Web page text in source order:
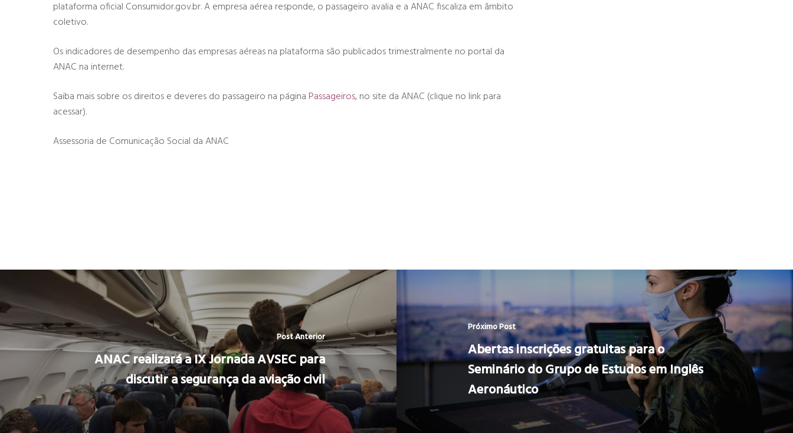
plataforma oficial Consumidor.gov.br. A empresa aérea responde, o passageiro avalia e a ANAC fiscaliza em âmbito
coletivo.
Os indicadores de desempenho das empresas aéreas na plataforma são publicados trimestralmente no portal da
ANAC na internet.
Saiba mais sobre os direitos e deveres do passageiro na página Passageiros, no site da ANAC (clique no link para
acessar).
Assessoria de Comunicação Social da ANAC
Post Anterior
ANAC realizará a IX Jornada AVSEC para
discutir a segurança da aviação civil
Próximo Post
Abertas inscrições gratuitas para o
Seminário do Grupo de Estudos em Inglês
Aeronáutico